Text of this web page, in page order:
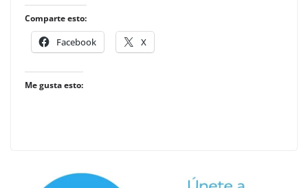
Comparte esto:
Facebook X
Me gusta esto: